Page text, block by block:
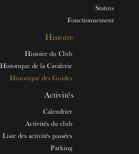
Statuts
Fonctionnement
Histoire
Histoire du Club
Historique de la Cavalerie
Historique des Guides
Activités
Calendrier
Activités du club
Liste des activités passées
Parking